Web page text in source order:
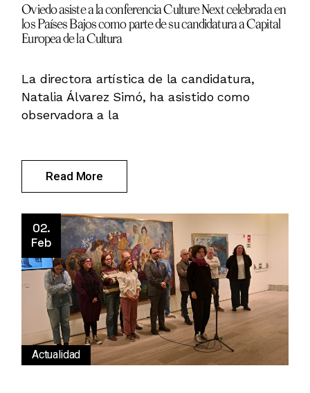
Oviedo asiste a la conferencia Culture Next celebrada en
los Países Bajos como parte de su candidatura a Capital
Europea de la Cultura
La directora artística de la candidatura,
Natalia Álvarez Simó, ha asistido como
observadora a la
Read More
02.
Feb
Actualidad